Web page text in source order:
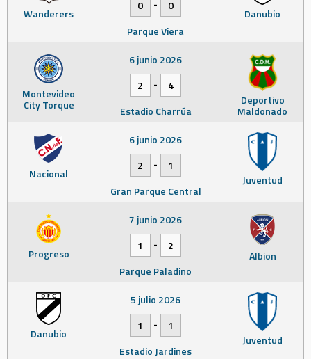
Wanderers Danubio
0
0
Parque Viera
Montevideo
City Torque Deportivo
Maldonado
6 junio 2026
2
-
4
Estadio Charrúa
Nacional Juventud
6 junio 2026
2
-
1
Gran Parque Central
Progreso Albion
7 junio 2026
1
-
2
Parque Paladino
Danubio Juventud
5 julio 2026
1
-
1
Estadio Jardines